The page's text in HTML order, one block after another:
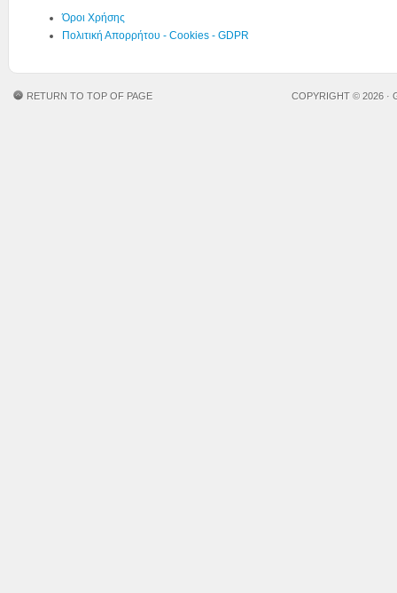
Όροι Χρήσης
Πολιτική Απορρήτου - Cookies - GDPR
RETURN TO TOP OF PAGE COPYRIGHT © 2026 ·